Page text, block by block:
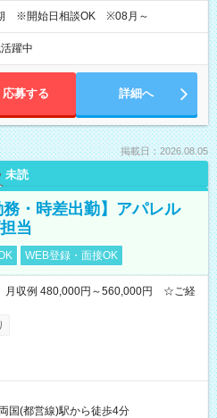
※開始日相談OK ※08月～
躍中
応募する 詳細へ
掲載日：2026.08.05
未読
・時差出勤】アパレル
当
WEB登録・面接OK
月収例 480,000円～560,000円 ☆ご経
両国(都営線)駅から徒歩4分